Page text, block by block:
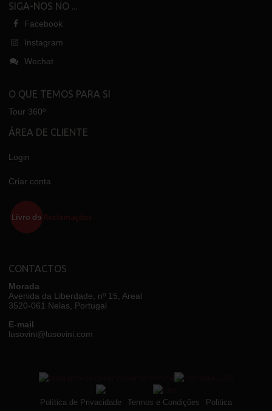
SIGA-NOS NO ...
Facebook
Instagram
Wechat
O QUE TEMOS PARA SI
Tour 360º
ÁREA DE CLIENTE
Login
Criar conta
CONTACTOS
Morada
Avenida da Liberdade, nº 15, Areal
3520-061 Nelas, Portugal
E-mail
lusovini@lusovini.com
Política de Privacidade Termos e Condições
Politica